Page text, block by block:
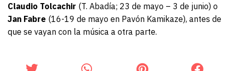
Claudio Tolcachir (T. Abadía; 23 de mayo – 3 de junio) o
Jan Fabre (16-19 de mayo en Pavón Kamikaze), antes de
que se vayan con la música a otra parte.